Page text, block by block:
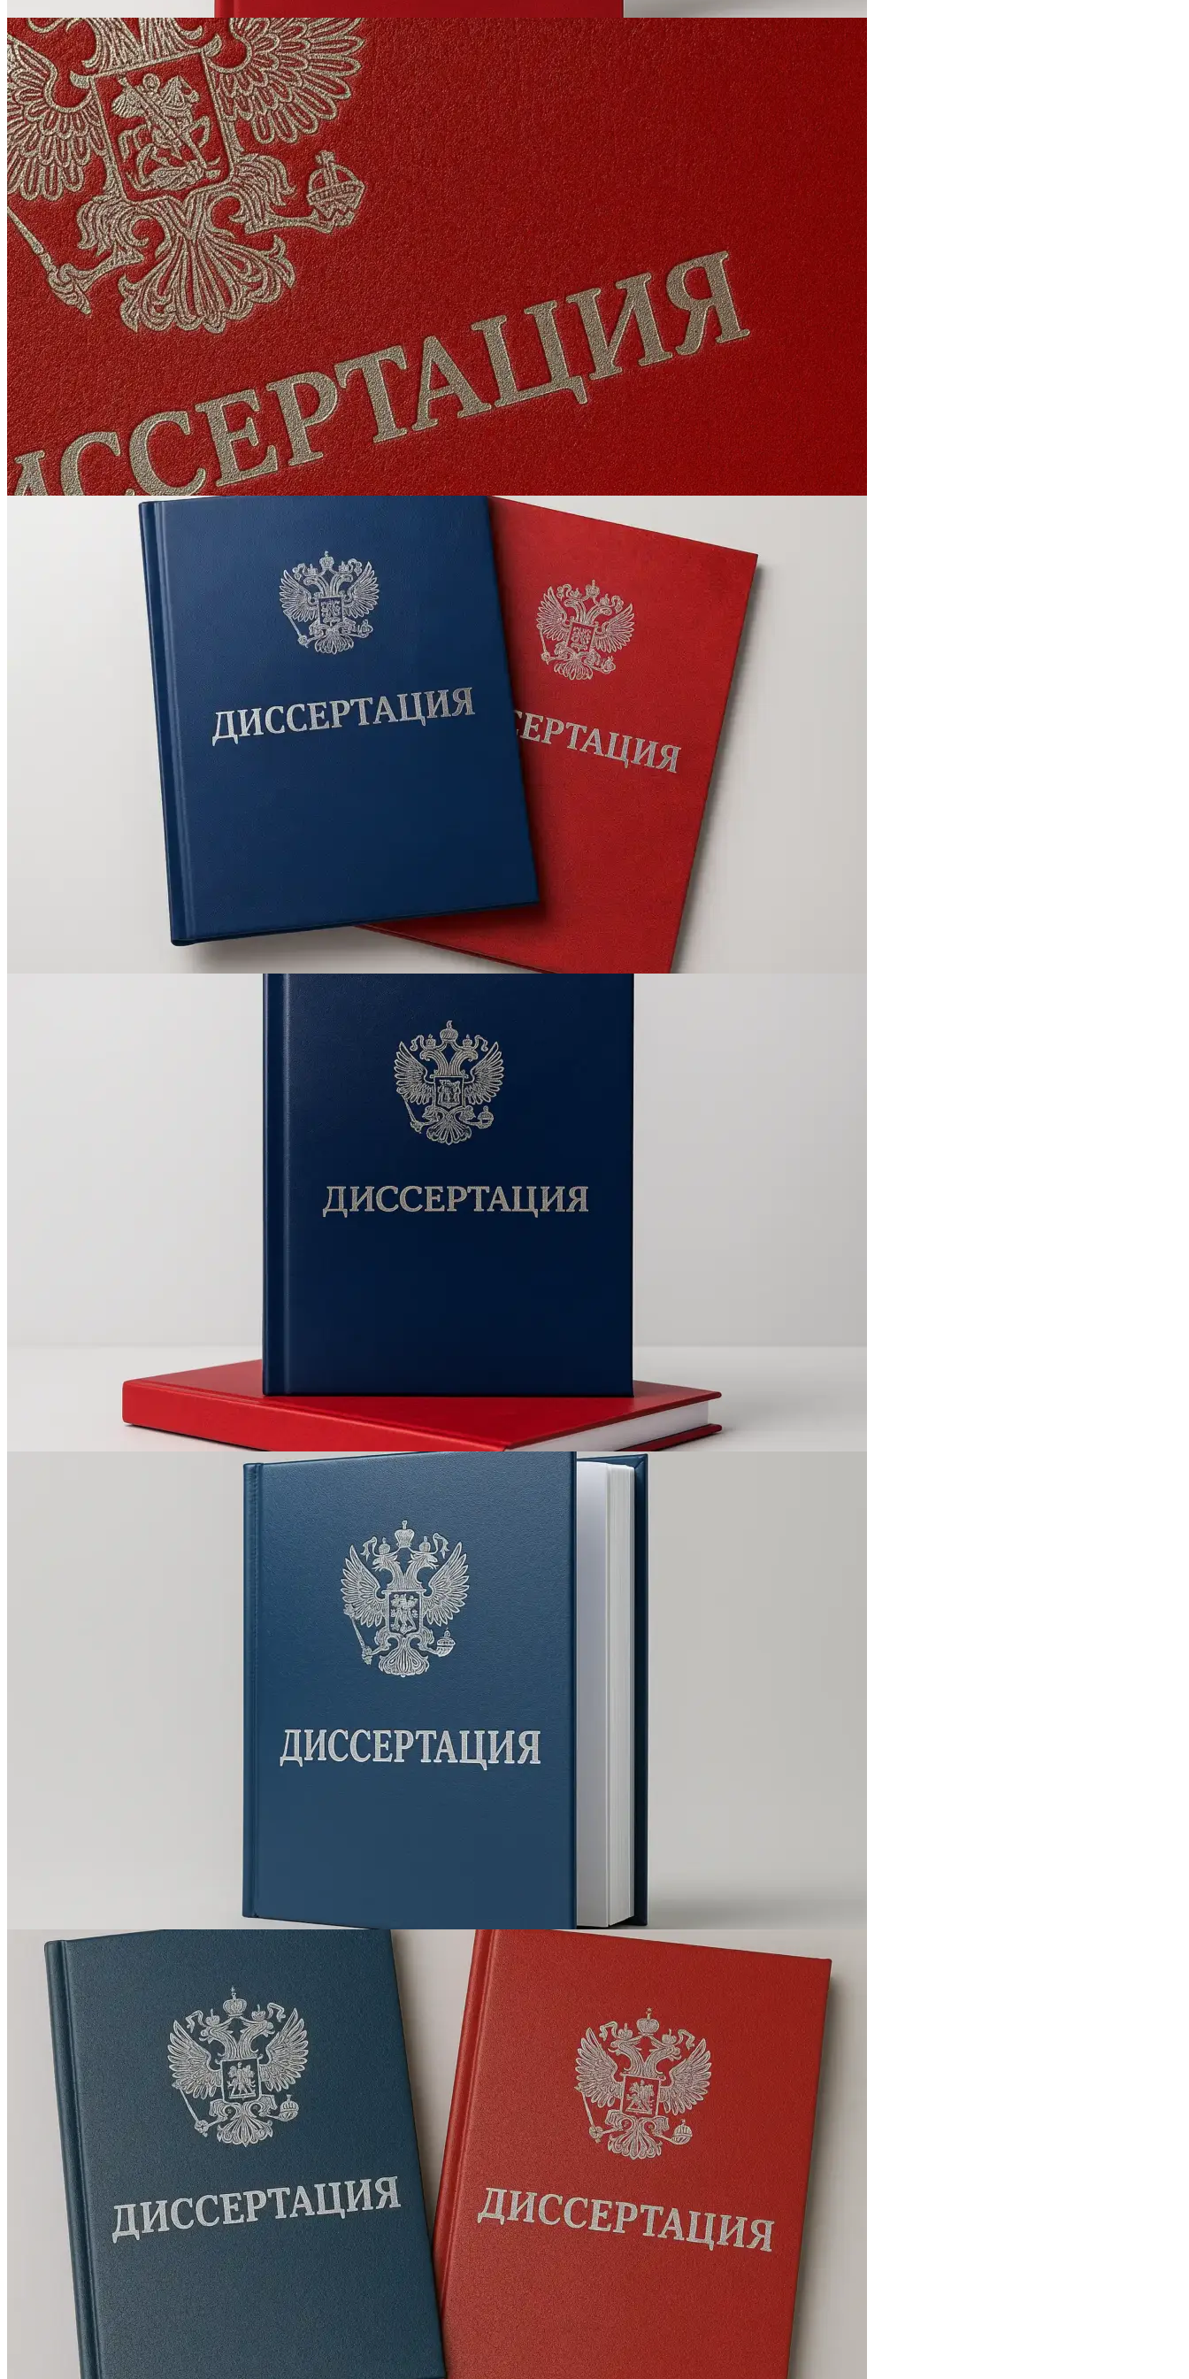
Печать презентаций
Ещё
Ламинирование документов
Ламинирование документов А4/А3
Ламинирование плакатов
Ламинирование наклеек
Ламинирование фотографий
Ламинирование бумаги
Ламинирование больших форматов
По типу ламинирования
Ещё
Брошюровка в копицентре
Брошюровка документов
Брошюровка на пластиковую пружину
Брошюровка на металлическую пружину
Брошюровка на скобу
Брошюровка курсовых работ
Брошюровка дипломных работ
Брошюровка диссертаций
Брошюровка листов
Ещё
Твёрдый переплёт
Печать и переплёт дипломных работ
Печать и переплёт диссертаций
Печать и переплёт дипломных проектов
Печать и переплёт докторских диссертаций
Печать и переплёт магистерских диссертаций
Печать и переплёт выпускных квалификационных работ
Печать проектной документации
Печать документов А3/А4
Копирование документов А3/А4
Печать чертежей
Копирование чертежей
Сканирование документов А3/А4
Сканирование чертежей
Брошюровка на пластиковую пружину
Брошюровка на металлическую пружину
Инженерная печать документации и чертежей
Ещё